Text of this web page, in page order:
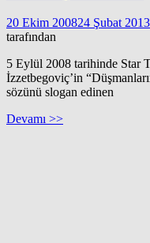
20 Ekim 200824 Şubat 2013
tarafından
5 Eylül 2008 tarihinde Star
İzzetbegoviç’in
sözünü slogan edinen
Devamı >>